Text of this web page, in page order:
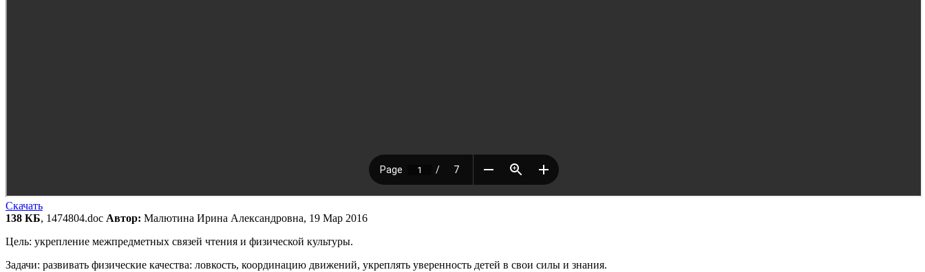
Скачать
138 КБ, 1474804.doc Автор: Малютина Ирина Александровна, 19 Мар 2016
Цель: укрепление межпредметных связей чтения и физической культуры.
Задачи: развивать физические качества: ловкость, координацию движений, укреплять уверенность детей в свои силы и знания.